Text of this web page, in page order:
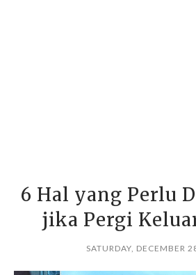
6 Hal yang Perlu
jika Pergi
SATURDAY, DECEMBER